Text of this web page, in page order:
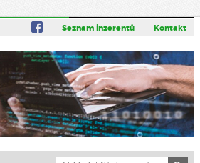
Seznam inzerentů Kontakt